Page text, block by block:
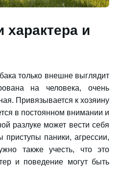
характера и
только внешне выглядит
на человека, очень
Привязывается к хозяину
в постоянном внимании и
разлуке может вести себя
приступы паники, агрессии,
также учесть, что это
и поведение могут быть